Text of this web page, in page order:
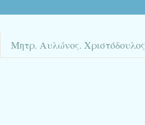
Μητρ. Αυλώνος. Χριστόδουλος